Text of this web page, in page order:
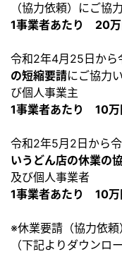
（協力依頼）にご協
1事業者あたり 20万
令和2年4月25日から
の短縮要請にご協力
び個人事業主
1事業者あたり 10万
令和2年5月2日から
いうどん店の休業の
及び個人事業者
1事業者あたり 10万
※休業要請（協力依
（下記よりダウンロ